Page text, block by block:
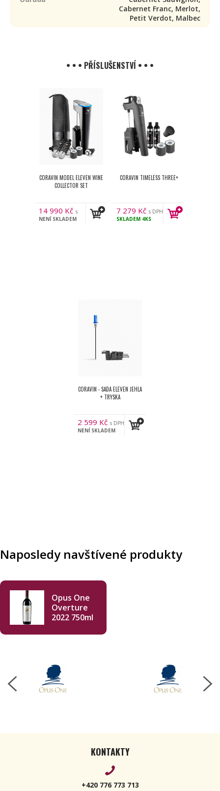
Cabernet Franc, Merlot,
Petit Verdot, Malbec
• • • PŘÍSLUŠENSTVÍ • • •
CORAVIN MODEL ELEVEN WINE
COLLECTOR SET
14 990 Kč s
DPH
NENÍ SKLADEM
CORAVIN TIMELESS THREE+
7 279 Kč s DPH
SKLADEM 4KS
CORAVIN - SADA ELEVEN JEHLA
+ TRYSKA
2 599 Kč s DPH
NENÍ SKLADEM
Naposledy navštívené produkty
Opus One
Overture
2022 750ml
KONTAKTY
+420 776 773 713